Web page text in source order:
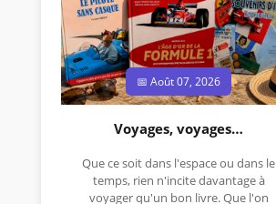
📅 Août 07, 2026
Voyages, voyages…
Que ce soit dans l'espace ou dans le
temps, rien n'incite davantage à
voyager qu'un bon livre. Que l'on